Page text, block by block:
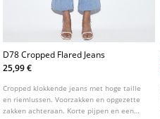
D78 Cropped Flared Jeans
25,99 €
Cropped klokkende jeans met hoge taille
en riemlussen. Voorzakken en opgezette
zakken achteraan. Korte pijpen en een